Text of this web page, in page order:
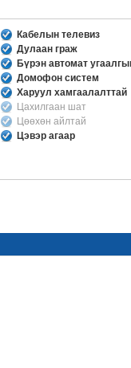
Кабелын телевиз
Дулаан граж
Бүрэн автомат
Домофон систем
Харуул хамгаалалттай
Цахилгаан шат
Цөөхөн айлтай
Цэвэр агаар